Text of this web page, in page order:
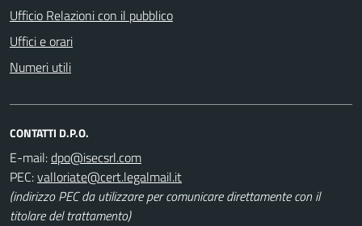
Ufficio Relazioni con il pubblico
Uffici e orari
Numeri utili
CONTATTI D.P.O.
E-mail:
PEC:
(indirizzo PEC da utilizzare per comunicare direttamente con il
titolare del trattamento)